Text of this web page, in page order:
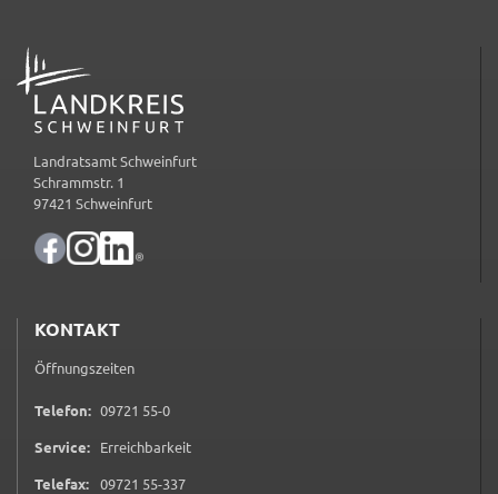
ADRESSE
Landratsamt Schweinfurt
Schrammstr. 1
97421 Schweinfurt
KONTAKT
Öffnungszeiten
Telefon: 09721 55-00 9 7 2 1 5 5 0
Service: Erreichbarkeit
Telefax: 09721 55-3370 9 7 2 1 5 5 3 3 7
Weitere Informationen finden Sie in
unserenDatenschutzhinweisen
Anbieter:
YouTube
Zweck:
Google Maps
Name:
Anbieter: